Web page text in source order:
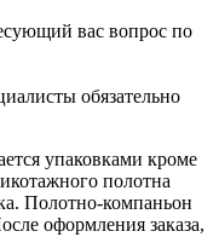
вас вопрос по
обязательно
упаковками кроме
полотна
Полотно-компаньон
оформления заказа,